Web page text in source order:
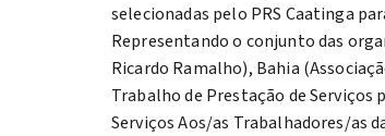
selecionadas pelo PRS Caatinga
Representando o conjunto das
Ricardo Ramalho), Bahia
Trabalho de Prestação de
Serviços Aos/as Trabalhadores/as